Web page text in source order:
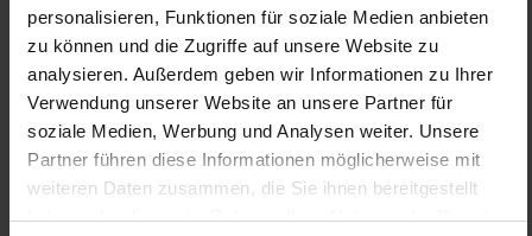
personalisieren, Funktionen für soziale Medien anbieten
zu können und die Zugriffe auf unsere Website zu
analysieren. Außerdem geben wir Informationen zu Ihrer
Verwendung unserer Website an unsere Partner für
soziale Medien, Werbung und Analysen weiter. Unsere
Partner führen diese Informationen möglicherweise mit
weiteren Daten zusammen, die Sie ihnen bereitgestellt
haben oder die sie im Rahmen Ihrer Nutzung der Dienste